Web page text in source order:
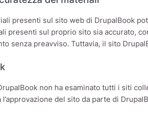
presenti sul sito web di DrupalBook
presenti sul proprio sito sia accurato,
senza preavviso. Tuttavia, il sito
non ha esaminato tutti i siti
l’approvazione del sito da parte di